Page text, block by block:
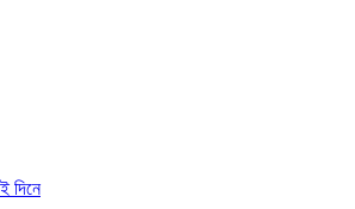
দিনে